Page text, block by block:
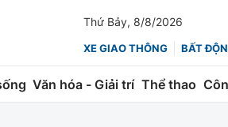
Thứ Bảy, 8/8/2026
XE GIAO THÔNG BẤT
Văn hóa - Giải trí Thể thao